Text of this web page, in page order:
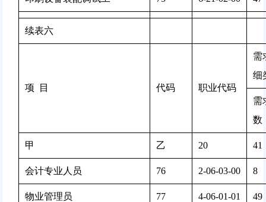
续表六
项  目 代码 职业代码
需
细
需
数
甲 乙 20 41
会计专业人员 76 2-06-03-00 8
物业管理员 77 4-06-01-01 49